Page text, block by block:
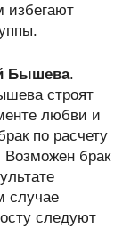
избегают
Бышева.
строят
любви и
по расчету
Возможен брак
случае
следуют